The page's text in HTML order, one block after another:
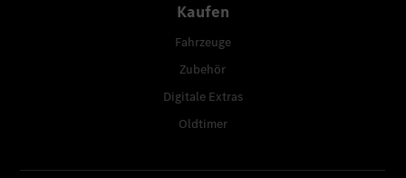
Kaufen
Fahrzeuge
Zubehör
Digitale Extras
Oldtimer